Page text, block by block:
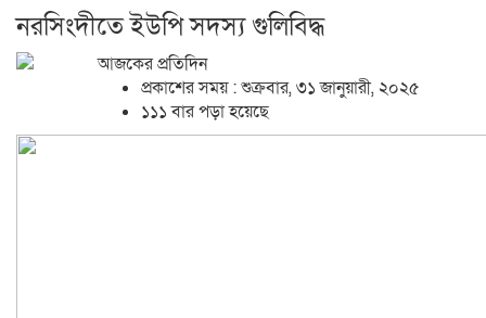
নরসিংদীতে ইউপি সদস্য গুলিবিদ্ধ
আজকের প্রতিদিন
প্রকাশের সময় : শুক্রবার, ৩১ জানুয়ারী, ২০২৫
১১১ বার পড়া হয়েছে